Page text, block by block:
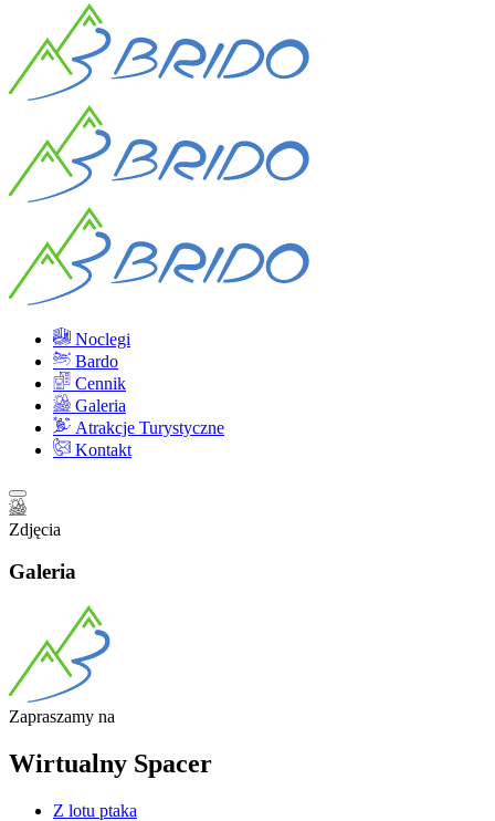
Noclegi
Bardo
Cennik
Galeria
Atrakcje Turystyczne
Kontakt
Zdjęcia
Galeria
Zapraszamy na
Wirtualny Spacer
Z lotu ptaka